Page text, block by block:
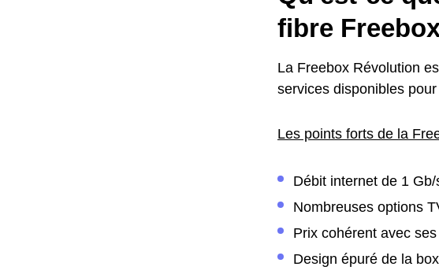
fibre
La Freebox Révolution
services disponibles
Les points forts de la
Débit internet de 1 Gb/
Nombreuses options
Prix cohérent avec
Design épuré de la